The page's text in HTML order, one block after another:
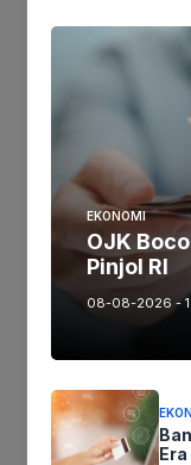
Latest
Nyunda
EKONOMI
OJK
Pinjol RI
08-08-2026 -